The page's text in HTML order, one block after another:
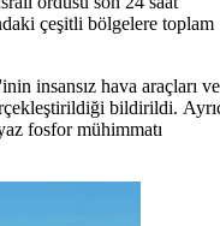
çeşitli bölgelere toplam
insansız hava araçları ve
bildirildi.
fosfor mühimmatı